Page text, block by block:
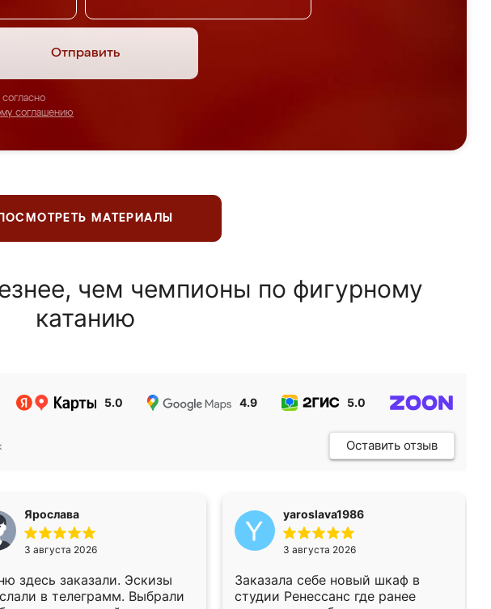
Отправить
соглашению
ПОСМОТРЕТЬ МАТЕРИАЛЫ
чем чемпионы по фигурному
катанию
5.0 4.9 5.0
Оставить отзыв
Ярослава
3 августа 2026
здесь заказали. Эскизы
в телеграмм. Выбрали
yaroslava1986
3 августа 2026
Заказала себе новый шкаф в
студии Ренессанс где ранее